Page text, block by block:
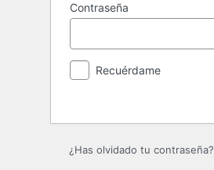
Contraseña
Recuérdame
¿Has olvidado tu contraseña?